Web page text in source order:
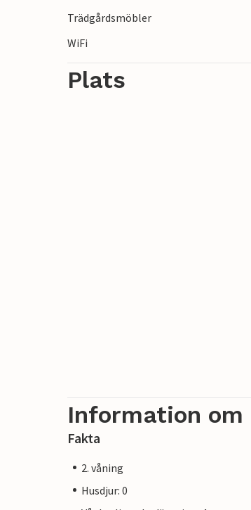
Missa inte denna centrala
Trädgårdsmöbler
WiFi
Plats
Information om
Fakta
2. våning
Husdjur: 0